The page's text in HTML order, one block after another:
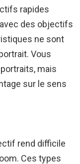
rapides
des objectifs
ne sont
Vous
mais
sur le sens
rend difficile
Ces types